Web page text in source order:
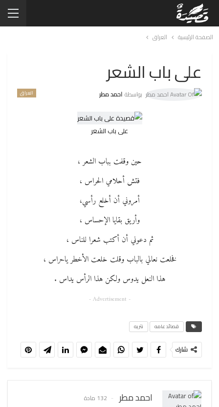
الصفحة الرئيسية العراق
على باب الشعر
العراق بواسطة احمد مطر
على باب الشعر
حين وقفت بباب الشعر ،
فتش أحلامي الحراس ،
أمروني أن أخلع رأسي،
وأريق بقايا الإحساس ،
ثم دعوني أن أكتب شعرا للناس ،
فخلعت نعالي بالباب وقلت خلعت الأخطر ياحراس ،
هذا النعل يدوس ولكن هذا الرأس يداس .
- Advertisement -
قصائد عامه نثريه
شارك
احمد مطر 132 مادة